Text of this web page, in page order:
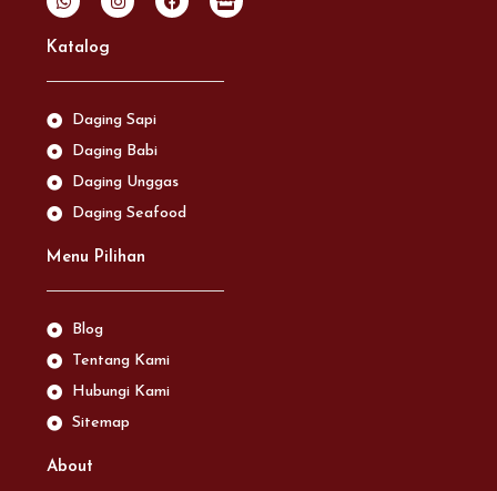
Katalog
Daging Sapi
Daging Babi
Daging Unggas
Daging Seafood
Menu Pilihan
Blog
Tentang Kami
Hubungi Kami
Sitemap
About